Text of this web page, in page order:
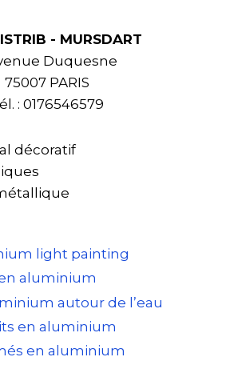
- MURSDART
Duquesne
75007 PARIS
: 0176546579
décoratif
light painting
aluminium
autour de l’eau
en aluminium
en aluminium